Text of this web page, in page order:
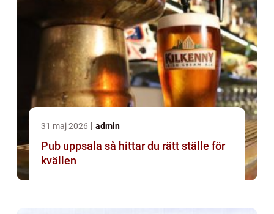
31 maj 2026 admin
Pub uppsala så hittar du rätt ställe för
kvällen